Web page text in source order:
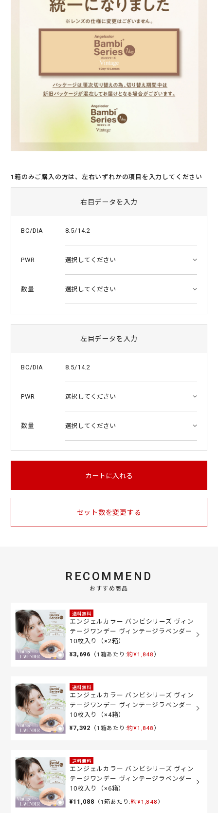
1箱のみご購入の方は、左右いずれかの項目を入力してください
右目データを入力
BC/DIA 8.5/14.2
PWR
数量
左目データを入力
BC/DIA 8.5/14.2
PWR
数量
カートに入れる
セット数を変更する
RECOMMEND
おすすめ商品
送料無料
エンジェルカラー バンビシリーズ ヴィン
テージワンデー ヴィンテージラベンダー
10枚入り（×2箱）
¥3,696 （1箱あたり:約¥1,848 ）
送料無料
エンジェルカラー バンビシリーズ ヴィン
テージワンデー ヴィンテージラベンダー
10枚入り（×4箱）
¥7,392 （1箱あたり:約¥1,848 ）
送料無料
エンジェルカラー バンビシリーズ ヴィン
テージワンデー ヴィンテージラベンダー
10枚入り（×6箱）
¥11,088 （1箱あたり:約¥1,848 ）